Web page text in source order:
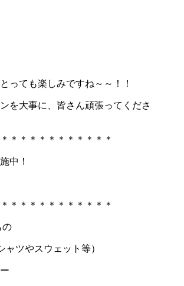
っても楽しみですね～～！！
を大事に、皆さん頑張ってくださ
＊＊＊＊＊＊＊＊＊＊＊
中！
＊＊＊＊＊＊＊＊＊＊＊
の
ツやスウェット等）